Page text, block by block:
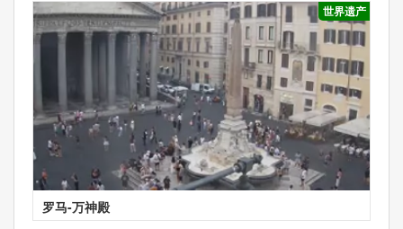
世界遗产
罗马-万神殿